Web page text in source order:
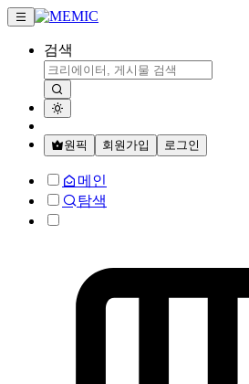
검색
원픽 회원가입 로그인
메인
탐색